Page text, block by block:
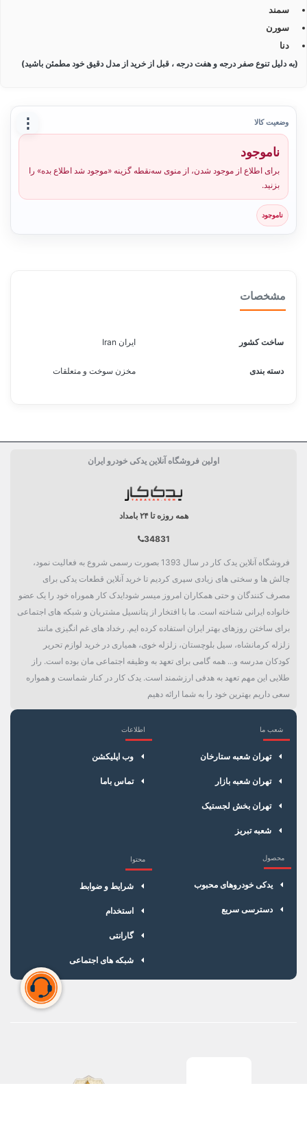
سمند
سورن
دنا
(به دلیل تنوع صفر درجه و هفت درجه ، قبل از خرید از مدل دقیق خود مطمئن باشید)
⋮ وضعیت کالا
ناموجود
برای اطلاع از موجود شدن، از منوی سه‌نقطه گزینه «موجود شد اطلاع بده» را
بزنید.
ناموجود
مشخصات
ساخت کشور ایران Iran
دسته بندی مخزن سوخت و متعلقات
اولین فروشگاه آنلاین یدکی خودرو ایران
همه روزه تا ۲۴ بامداد
34831
فروشگاه آنلاین یدک کار در سال 1393 بصورت رسمی شروع به فعالیت نمود،
چالش ها و سختی های زیادی سپری کردیم تا خرید آنلاین قطعات یدکی برای
مصرف کنندگان و حتی همکاران امروز میسر شود!یدک کار هموراه خود را یک عضو
خانواده ایرانی شناخته است. ما با افتخار از پتانسیل مشتریان و شبکه های اجتماعی
برای ساختن روزهای بهتر ایران استفاده کرده ایم. رخداد های غم انگیزی مانند
زلزله کرمانشاه، سیل بلوچستان، زلزله خوی، همیاری در خرید لوازم تحریر
کودکان مدرسه و... همه گامی برای تعهد به وظیفه اجتماعی مان بوده است. راز
طلایی این مهم تعهد به هدفی ارزشمند است. یدک کار در کنار شماست و همواره
سعی داریم بهترین خود را به شما ارائه دهیم
شعب ما
تهران شعبه ستارخان
تهران شعبه بازار
تهران بخش لجستیک
شعبه تبریز
اطلاعات
وب اپلیکشن
تماس باما
محصول
یدکی خودروهای محبوب
دسترسی سریع
محتوا
شرایط و ضوابط
استخدام
گارانتی
شبکه های اجتماعی
×